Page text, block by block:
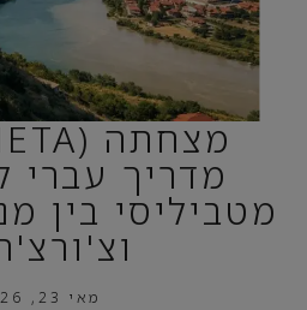
מדריך עברי
מטביליסי בין
מאי 23, 2026